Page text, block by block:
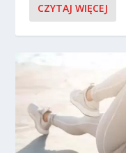
CZYTAJ WIĘCEJ